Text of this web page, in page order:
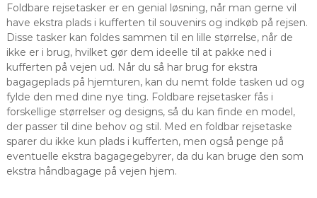
Foldbare rejsetasker er en genial løsning, når man gerne vil
have ekstra plads i kufferten til souvenirs og indkøb på rejsen.
Disse tasker kan foldes sammen til en lille størrelse, når de
ikke er i brug, hvilket gør dem ideelle til at pakke ned i
kufferten på vejen ud. Når du så har brug for ekstra
bagageplads på hjemturen, kan du nemt folde tasken ud og
fylde den med dine nye ting. Foldbare rejsetasker fås i
forskellige størrelser og designs, så du kan finde en model,
der passer til dine behov og stil. Med en foldbar rejsetaske
sparer du ikke kun plads i kufferten, men også penge på
eventuelle ekstra bagagegebyrer, da du kan bruge den som
ekstra håndbagage på vejen hjem.